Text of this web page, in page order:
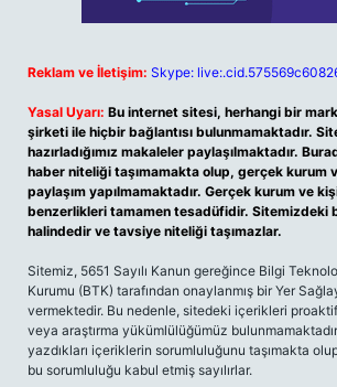
Reklam ve İletişim: Skype:
Yasal Uyarı: Bu internet sitesi, herhangi bir
şirketi ile hiçbir bağlantısı bulunmamaktadır.
hazırladığımız makaleler paylaşılmaktadır.
haber niteliği taşımamakta olup, gerçek kurum
paylaşım yapılmamaktadır. Gerçek kurum ve
benzerlikleri tamamen tesadüfidir. Sitemizdeki
halindedir ve tavsiye niteliği taşımazlar.
Sitemiz, 5651 Sayılı Kanun gereğince Bilgi
Kurumu (BTK) tarafından onaylanmış bir Yer
vermektedir. Bu nedenle, sitedeki içerikleri
veya araştırma yükümlülüğümüz
yazdıkları içeriklerin sorumluluğunu taşımakta
bu sorumluluğu kabul etmiş sayılırlar.